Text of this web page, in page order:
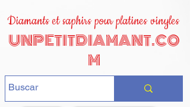
Diamants et saphirs pour platines vinyles
UNPETITDIAMANT.CO
M